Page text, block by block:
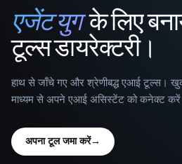
That AI Collection
एजेंट युगके लिए
टूल्स डायरेक्टरी।
हाथ से जाँचे गए और श्रेणीबद्ध एआई टूल्स।
माध्यम से अपने एआई असिस्टेंट को कनेक्ट
अपना टूल जमा करें→